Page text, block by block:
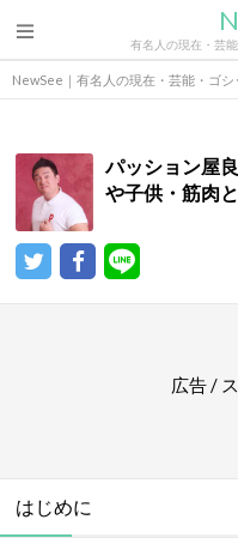
有名人の現在・芸
NewSee｜有名人の現在・芸能・ゴシ
パッション屋
や子供・筋肉
広告 /
はじめに